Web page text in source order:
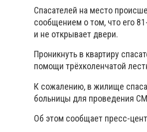
Спасателей на место
сообщением о том, что его
и не открывает двери.
Проникнуть в квартиру
помощи трёхколенчатой
К сожалению, в жилище
больницы для проведения
Об этом сообщает пресс-